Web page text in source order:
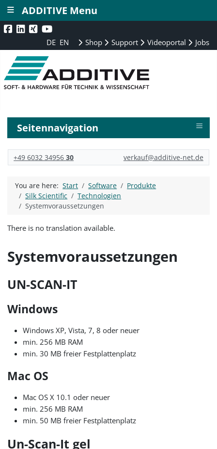
DE EN Shop Support Videoportal Jobs
Seitennavigation ≡
+49 6032 3495630 verkauf@additive-net.de
You are here:Start Software
Produkte
Silk Scientific
Technologien
Systemvoraussetzungen
There is no translation available.
Systemvoraussetzungen
UN-SCAN-IT
Windows
Windows XP, Vista, 7, 8 oder neuer
min. 256 MB RAM
min. 30 MB freier Festplattenplatz
Mac OS
Mac OS X 10.1 oder neuer
min. 256 MB RAM
min. 50 MB freier Festplattenplatz
Un-Scan-It gel
ADDITIVE Menu
≡